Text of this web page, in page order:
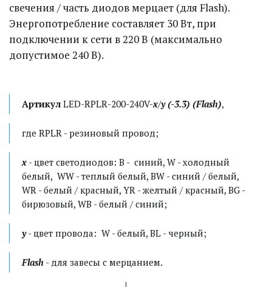
свечения / часть диодов мерцает (для Flash).
Энергопотребление составляет 30 Вт, при
подключении к сети в 220 В (максимально
допустимое 240 В).
Артикул LED-RPLR-200-240V-x/y (-3.3) (Flash),
где RPLR - резиновый провод;
x - цвет светодиодов: B -  синий, W - холодный
белый,  WW - теплый белый, BW - синий / белый,
WR - белый / красный, YR - желтый / красный, BG -
бирюзовый, WB - белый / синий;
y - цвет провода:  W - белый, BL - черный;
Flash - для завесы с мерцанием.